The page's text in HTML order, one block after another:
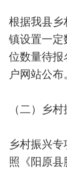
根据我县乡
镇设置一定
位数量待报
户网站公布
（二）乡
乡村振兴
照《阳原